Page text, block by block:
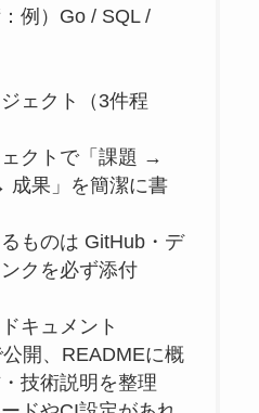
例）Go / SQL /
ェクト（3件程
ェクトで「課題 →
成果」を簡潔に書
るものは GitHub・デ
クを必ず添付
キュメント
公開、READMEに概
技術説明を整理